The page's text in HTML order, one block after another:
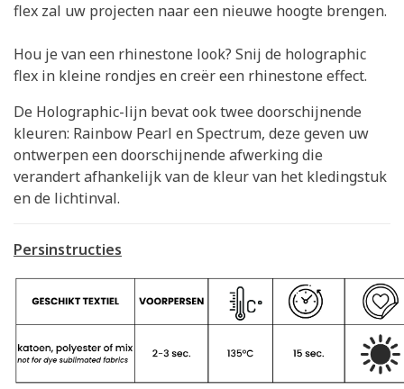
flex zal uw projecten naar een nieuwe hoogte brengen.
Hou je van een rhinestone look? Snij de holographic
flex in kleine rondjes en creër een rhinestone effect.
De Holographic-lijn bevat ook twee doorschijnende
kleuren: Rainbow Pearl en Spectrum, deze geven uw
ontwerpen een doorschijnende afwerking die
verandert afhankelijk van de kleur van het kledingstuk
en de lichtinval.
Persinstructies